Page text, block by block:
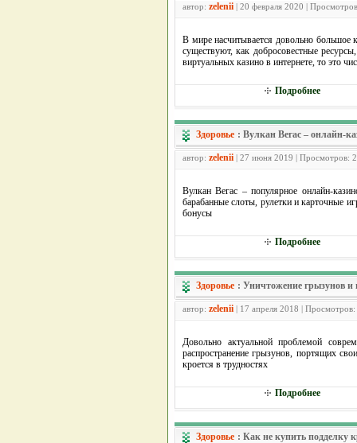
автор: zelenii | 20 февраля 2020 |
В мире насчитывается довольно большое
существуют, как добросовестные
виртуальных казино в интернете, то это
Подробнее
Здоровье : Вулкан Вегас – онлайн-
автор: zelenii | 27 июня 2019 | Просмотров:
Вулкан Вегас – популярное онлайн-
барабанные слоты, рулетки и карточные
бонусы
Подробнее
Здоровье : Уничтожение грызунов и
автор: zelenii | 17 апреля 2018 |
Довольно актуальной проблемой
распространение грызунов, портящих
кроется в трудностях
Подробнее
Здоровье : Как не купить подделку